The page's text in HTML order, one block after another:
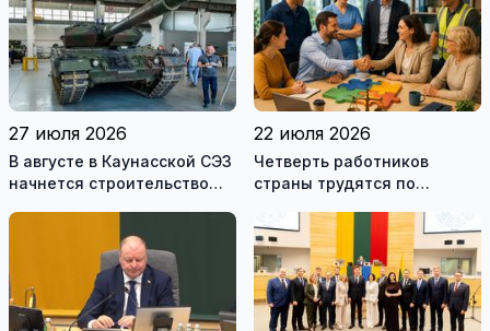
27 июля 2026
В августе в Каунасской СЭЗ
начнется строительство
22 июля 2026
Четверть работников
страны трудятся по
это выгодно и
сотрудникам, и
работодателям